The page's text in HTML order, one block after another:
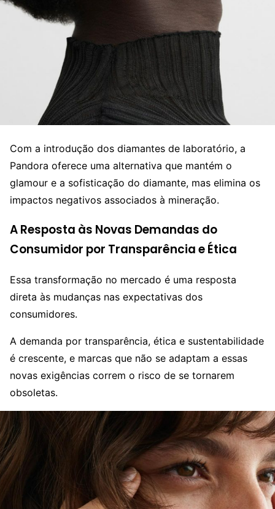
Com a introdução dos diamantes de laboratório, a
Pandora oferece uma alternativa que mantém o
glamour e a sofisticação do diamante, mas elimina os
impactos negativos associados à mineração.
A Resposta às Novas Demandas do
Consumidor por Transparência e Ética
Essa transformação no mercado é uma resposta
direta às mudanças nas expectativas dos
consumidores.
A demanda por transparência, ética e sustentabilidade
é crescente, e marcas que não se adaptam a essas
novas exigências correm o risco de se tornarem
obsoletas.